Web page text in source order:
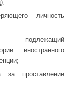
личность
подлежащий
иностранного
проставление